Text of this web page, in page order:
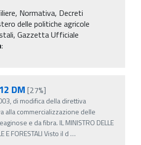
Normativa, Decreti
delle politiche agricole
Gazzetta Ufficiale
:
DM [27%]
di modifica della direttiva
alla commercializzazione delle
e da fibra. IL MINISTRO DELLE
E FORESTALI Visto il d …